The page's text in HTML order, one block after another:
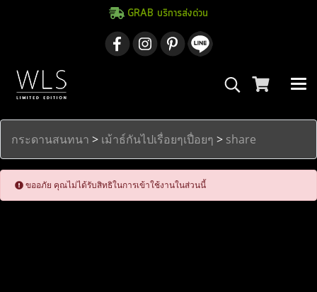
GRAB บริการส่งด่วน
กระดานสนทนา > เม้าธ์กันไปเรื่อยๆเปื่อยๆ > share
ขออภัย คุณไม่ได้รับสิทธิในการเข้าใช้งานในส่วนนี้